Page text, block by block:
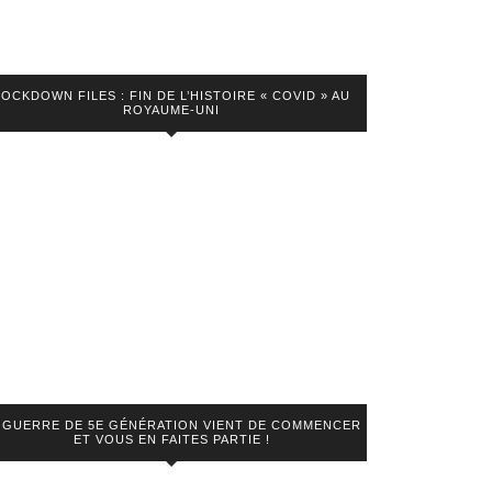
FILES : FIN DE L’HISTOIRE « COVID » AU
ROYAUME-UNI
GUERRE DE 5E GÉNÉRATION VIENT DE COMMENCER
ET VOUS EN FAITES PARTIE !